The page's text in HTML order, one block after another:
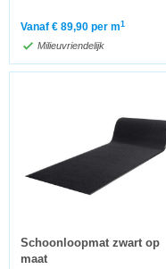
Vanaf € 89,90 per m1
Milieuvriendelijk
Schoonloopmat zwart op
maat